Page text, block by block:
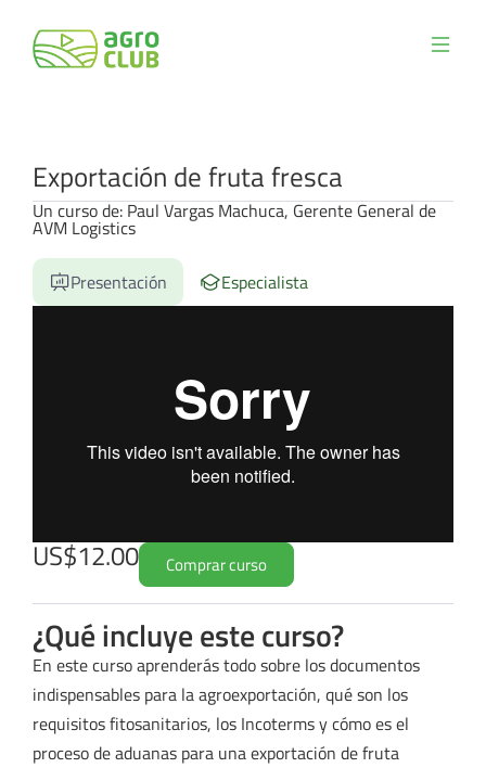
Exportación de fruta fresca
Un curso de: Paul Vargas Machuca, Gerente General de
AVM Logistics
Presentación Especialista
US$12.00 Comprar curso
¿Qué incluye este curso?
En este curso aprenderás todo sobre los documentos
indispensables para la agroexportación, qué son los
requisitos fitosanitarios, los Incoterms y cómo es el
proceso de aduanas para una exportación de fruta